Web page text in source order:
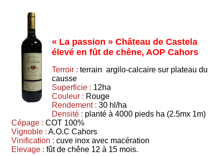
« La passion » Château de Castela
élevé en fût de chêne, AOP Cahors
Terroir : terrain argilo-calcaire sur plateau du
causse
Superficie : 12ha
Couleur : Rouge
Rendement : 30 hl/ha
Densité : planté à 4000 pieds ha (2.5mx 1m)
Cépage : COT 100%
Vignoble : A.O.C Cahors
Vinification : cuve inox avec macération
Elevage : fût de chêne 12 à 15 mois.